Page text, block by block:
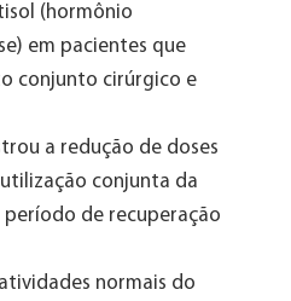
(hormônio
em pacientes que
conjunto cirúrgico e
a redução de doses
conjunta da
de recuperação
normais do